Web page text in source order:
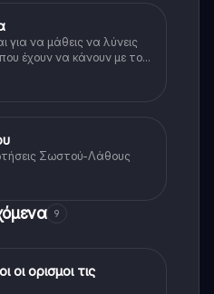
για να μάθεις να λύνεις
έχουν να κάνουν με το
την θεωρία και
είμαι σίγουρη ότι θα
Σωστού-Λάθους
9
οι ορισμοι τις